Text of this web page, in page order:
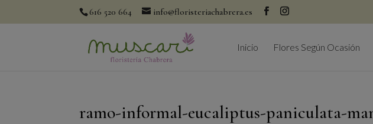
616 520 664 info@floristeriachabrera.es
Inicio Flores Según Ocasión
ramo-informal-eucaliptus-paniculata-